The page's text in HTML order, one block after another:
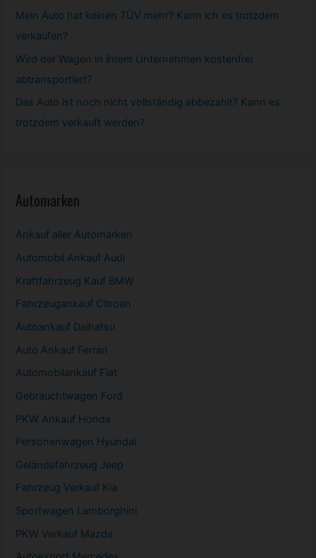
Mein Auto hat keinen TÜV mehr? Kann ich es trotzdem
verkaufen?
Wird der Wagen in ihrem Unternehmen kostenfrei
abtransportiert?
Das Auto ist noch nicht vollständig abbezahlt? Kann es
trotzdem verkauft werden?
Automarken
Ankauf aller Automarken
Automobil Ankauf Audi
Kraftfahrzeug Kauf BMW
Fahrzeugankauf Citroen
Autoankauf Daihatsu
Auto Ankauf Ferrari
Automobilankauf Fiat
Gebrauchtwagen Ford
PKW Ankauf Honda
Personenwagen Hyundai
Geländefahrzeug Jeep
Fahrzeug Verkauf Kia
Sportwagen Lamborghini
PKW Verkauf Mazda